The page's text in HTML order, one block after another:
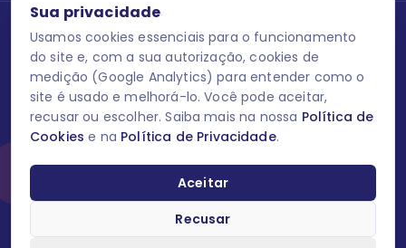
Sua privacidade
Usamos cookies essenciais para o funcionamento
do site e, com a sua autorização, cookies de
medição (Google Analytics) para entender como o
site é usado e melhorá-lo. Você pode aceitar,
recusar ou escolher. Saiba mais na nossa Política de
Cookies e na Política de Privacidade.
Aceitar
Recusar
Se estiver no programa semprecuidando, comunique aquiuma
reação adversa com os produtos Servier. Este site contém
informações para o público leigo e para os profissionais de saúde
do Brasil habilitados a prescrever medicamentos. M-AS ONE-BR-
202606-00013 / Agosto 2026.
O laboratório Servier do Brasil respeita os seus dados! Caso deseje
dados pessoais você pode fazê-lo a qualquer momento entrando
em contato através do site www.semprecuidando.com.br na opção
fale conosco.